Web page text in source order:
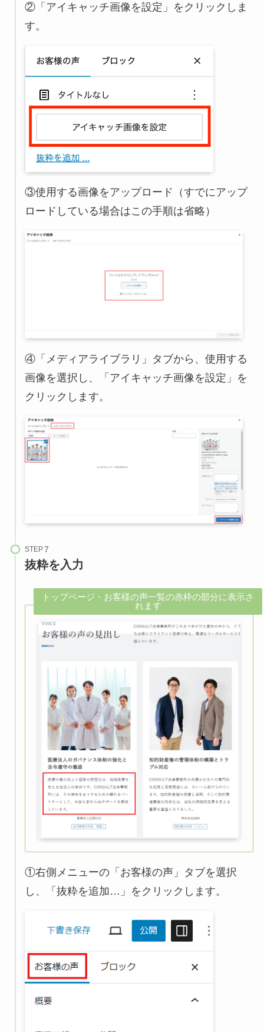
②「アイキャッチ画像を設定」をクリックしま
す。
③使用する画像をアップロード（すでにアップ
ロードしている場合はこの手順は省略）
④「メディアライブラリ」タブから、使用する
画像を選択し、「アイキャッチ画像を設定」を
クリックします。
STEP
抜粋を入力
トップページ・お客様の声一覧の赤枠の部分に表示さ
れます
①右側メニューの「お客様の声」タブを選択
し、「抜粋を追加…」をクリックします。